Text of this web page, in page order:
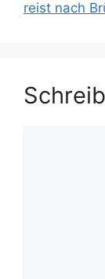
reist nach